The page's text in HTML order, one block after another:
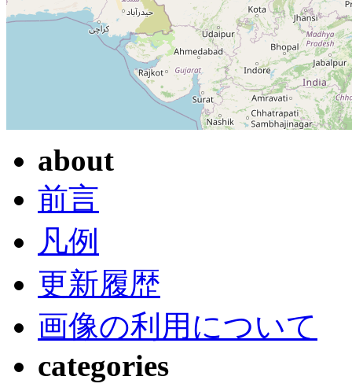
about
前言
凡例
更新履歴
画像の利用について
categories